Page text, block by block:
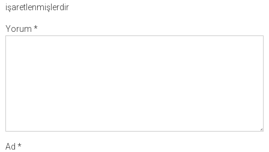
işaretlenmişlerdir
Yorum *
Ad *